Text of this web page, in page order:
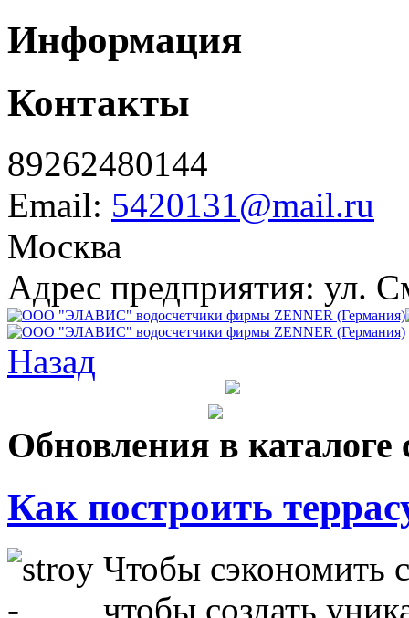
Информация
Контакты
89262480144
Email: 5420131@mail.ru
Москва
Адрес предприятия: ул.
Назад
Обновления в каталоге
Как построить
Чтобы сэкономить
чтобы создать